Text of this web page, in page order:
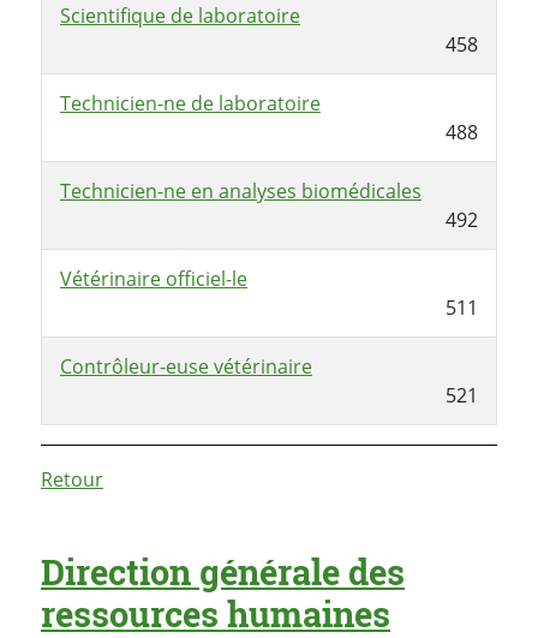
Scientifique de laboratoire
458
Technicien-ne de laboratoire
488
Technicien-ne en analyses biomédicales
492
Vétérinaire officiel-le
511
Contrôleur-euse vétérinaire
521
Retour
Direction générale des
ressources humaines